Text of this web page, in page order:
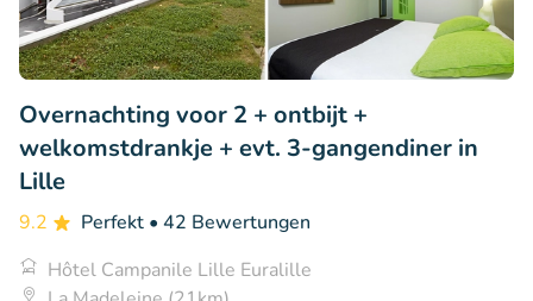
Overnachting voor 2 + ontbijt +
welkomstdrankje + evt. 3-gangendiner in
Lille
9.2 Perfekt • 42 Bewertungen
Hôtel Campanile Lille Euralille